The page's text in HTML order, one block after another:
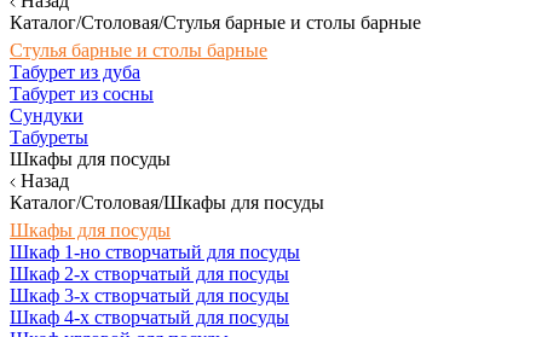
Каталог/Столовая/Стулья барные и столы барные
Стулья барные и столы барные
Табурет из дуба
Табурет из сосны
Сундуки
Табуреты
Шкафы для посуды
Назад
Каталог/Столовая/Шкафы для посуды
Шкафы для посуды
Шкаф 1-но створчатый для посуды
Шкаф 2-х створчатый для посуды
Шкаф 3-х створчатый для посуды
Шкаф 4-х створчатый для посуды